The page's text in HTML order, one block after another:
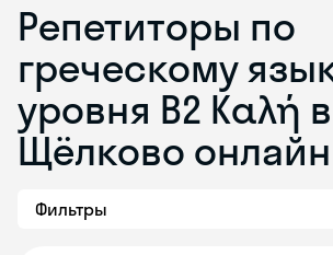
Репетиторы по
греческому
уровня Β2 Καλή в
Щёлково онлайн
Фильтры
Skyeng Chat
online